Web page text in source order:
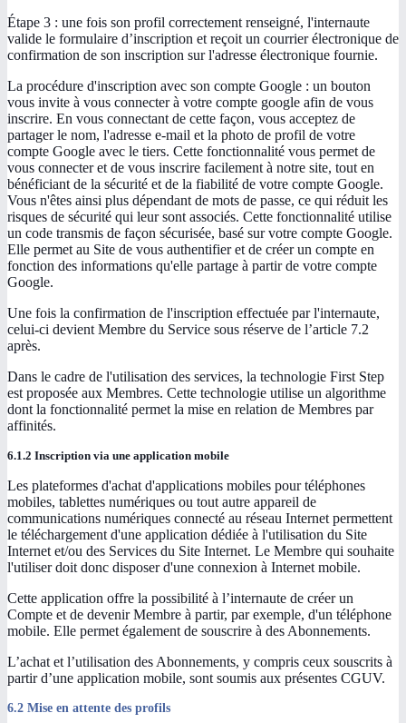
Étape 3 : une fois son profil correctement renseigné, l'internaute
valide le formulaire d’inscription et reçoit un courrier électronique de
confirmation de son inscription sur l'adresse électronique fournie.
La procédure d'inscription avec son compte Google : un bouton
vous invite à vous connecter à votre compte google afin de vous
inscrire. En vous connectant de cette façon, vous acceptez de
partager le nom, l'adresse e-mail et la photo de profil de votre
compte Google avec le tiers. Cette fonctionnalité vous permet de
vous connecter et de vous inscrire facilement à notre site, tout en
bénéficiant de la sécurité et de la fiabilité de votre compte Google.
Vous n'êtes ainsi plus dépendant de mots de passe, ce qui réduit les
risques de sécurité qui leur sont associés. Cette fonctionnalité utilise
un code transmis de façon sécurisée, basé sur votre compte Google.
Elle permet au Site de vous authentifier et de créer un compte en
fonction des informations qu'elle partage à partir de votre compte
Google.
Une fois la confirmation de l'inscription effectuée par l'internaute,
celui-ci devient Membre du Service sous réserve de l’article 7.2
après.
Dans le cadre de l'utilisation des services, la technologie First Step
est proposée aux Membres. Cette technologie utilise un algorithme
dont la fonctionnalité permet la mise en relation de Membres par
affinités.
6.1.2 Inscription via une application mobile
Les plateformes d'achat d'applications mobiles pour téléphones
mobiles, tablettes numériques ou tout autre appareil de
communications numériques connecté au réseau Internet permettent
le téléchargement d'une application dédiée à l'utilisation du Site
Internet et/ou des Services du Site Internet. Le Membre qui souhaite
l'utiliser doit donc disposer d'une connexion à Internet mobile.
Cette application offre la possibilité à l’internaute de créer un
Compte et de devenir Membre à partir, par exemple, d'un téléphone
mobile. Elle permet également de souscrire à des Abonnements.
L’achat et l’utilisation des Abonnements, y compris ceux souscrits à
partir d’une application mobile, sont soumis aux présentes CGUV.
6.2 Mise en attente des profils